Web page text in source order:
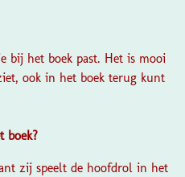
bij het boek past. Het is mooi
ook in het boek terug kunt
boek?
zij speelt de hoofdrol in het